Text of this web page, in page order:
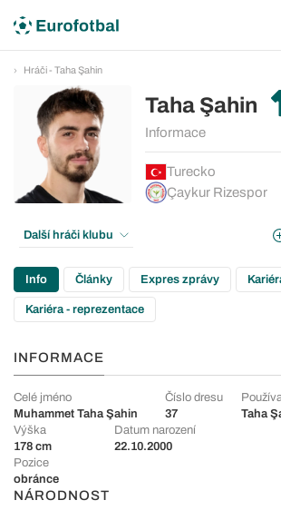
Hráči - Taha Şahin
Taha Şahin
Informace
Turecko
Çaykur Rizespor
Další hráči klubu
Info Články Expres zprávy
Kariéra - reprezentace
INFORMACE
Celé jméno
Muhammet Taha Şahin
Číslo dresu
37
Taha
Výška
178 cm
Datum narození
22.10.2000
Pozice
obránce
NÁRODNOST